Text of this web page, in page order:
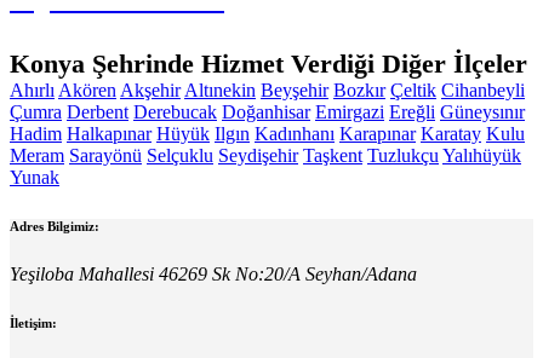
Konya Şehrinde Hizmet Verdiği Diğer İlçeler
Ahırlı Akören Akşehir Altınekin Beyşehir Bozkır Çeltik Cihanbeyli
Çumra Derbent Derebucak Doğanhisar Emirgazi Ereğli Güneysınır
Hadim Halkapınar Hüyük Ilgın Kadınhanı Karapınar Karatay Kulu
Meram Sarayönü Selçuklu Seydişehir Taşkent Tuzlukçu Yalıhüyük
Yunak
Adres Bilgimiz:
Yeşiloba Mahallesi 46269 Sk No:20/A Seyhan/Adana
İletişim: